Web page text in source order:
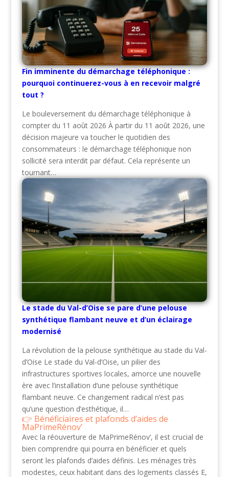
Fin imminente du démarchage téléphonique :
pourquoi continuerez-vous à en recevoir malgré
tout ?
Le bouleversement du démarchage téléphonique à
compter du 11 août 2026 À partir du 11 août 2026, une
décision majeure va toucher le quotidien des
consommateurs : le démarchage téléphonique non
sollicité sera interdit par défaut. Cela représente un
tournant…
Le stade du Val-d’Oise se pare d’une pelouse
synthétique flambant neuve et d’un éclairage
modernisé
La révolution de la pelouse synthétique au stade du Val-
d’Oise Le stade du Val-d’Oise, un pilier des
infrastructures sportives locales, amorce une nouvelle
ère avec l’installation d’une pelouse synthétique
flambant neuve. Ce changement radical n’est pas
qu’une question d’esthétique, il…
Bénéficiaires et plafonds d’aides de
MaPrimeRénov’
Avec la réouverture de MaPrimeRénov’, il est crucial de
bien comprendre qui pourra en bénéficier et quels
seront les plafonds d’aides définis. Les ménages très
modestes, ceux habitant dans des logements classés E,